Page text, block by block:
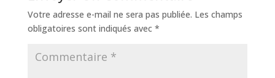
Votre adresse e-mail ne sera pas publiée. Les champs
obligatoires sont indiqués avec *